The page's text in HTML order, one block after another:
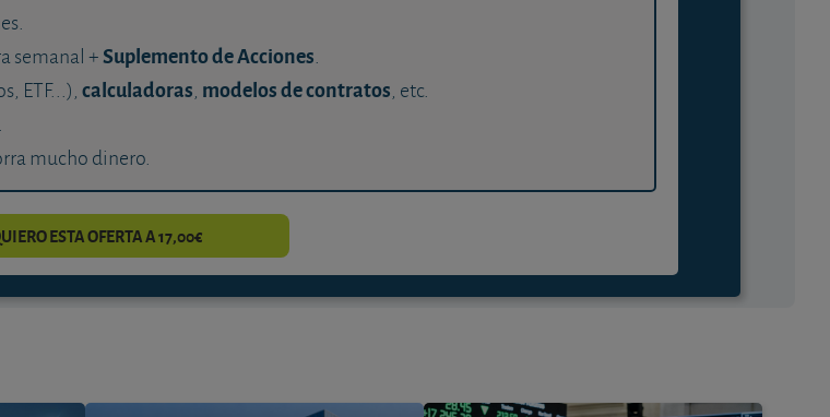
semanal +Suplemento de Acciones.
ETF...), calculadoras, modelos de contratos, etc.
mucho dinero.
ESTA OFERTA A 17,00€